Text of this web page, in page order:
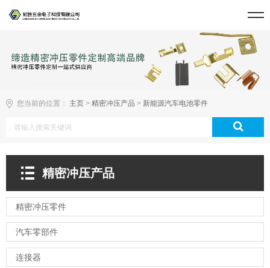
您当前的位置： 主页 > 精密冲压产品 > 新能源汽车电池零件
精密冲压产品
精密冲压零件
汽车零部件
连接器